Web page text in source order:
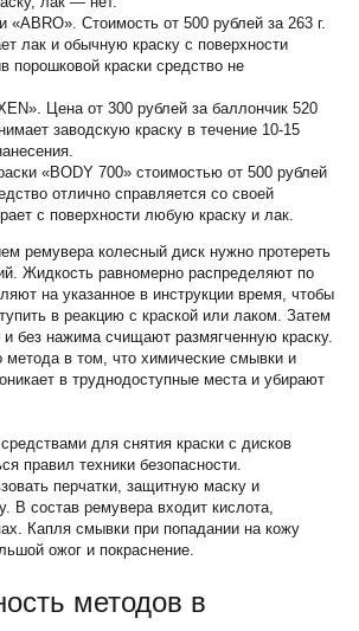
«ABRO». Стоимость от 500 рублей за 263 г.
лак и обычную краску с поверхности
порошковой краски средство не
Цена от 300 рублей за баллончик 520
заводскую краску в течение 10-15
«BODY 700» стоимостью от 500 рублей
отлично справляется со своей
с поверхности любую краску и лак.
ремувера колесный диск нужно протереть
Жидкость равномерно распределяют по
на указанное в инструкции время, чтобы
в реакцию с краской или лаком. Затем
и без нажима счищают размягченную краску.
метода в том, что химические смывки и
в труднодоступные места и убирают
для снятия краски с дисков
правил техники безопасности.
перчатки, защитную маску и
В состав ремувера входит кислота,
Капля смывки при попадании на кожу
ожог и покраснение.
методов в